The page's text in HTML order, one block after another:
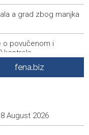
a grad zbog manjka
o povučenom i
kontrola
na Piroti
i pregrijavanja ključni
devet zeničkih
fena.biz
August 2026